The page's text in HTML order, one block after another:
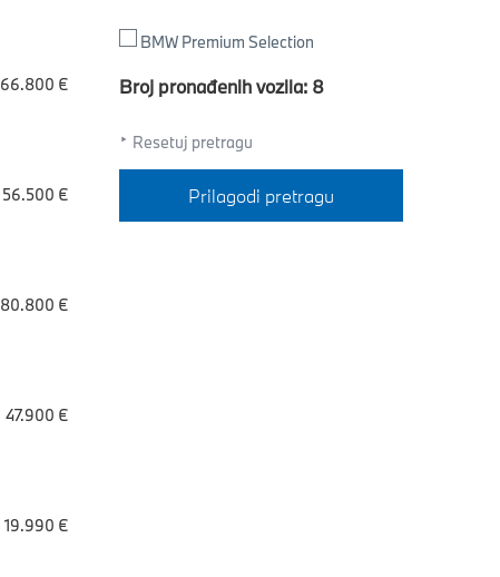
66.800 €
56.500 €
80.800 €
47.900 €
19.990 €
BMW Premium Selection
Broj pronađenih vozila: 8
Resetuj pretragu
Prilagodi pretragu